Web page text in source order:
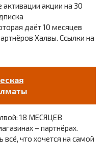
акции на 30
даёт 10 месяцев
Халвы. Ссылки на
18 МЕСЯЦЕВ
– партнёрах.
что хочется на самой